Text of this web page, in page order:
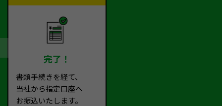
完了！
書類手続きを経て、
当社から指定口座へ
お振込いたします。